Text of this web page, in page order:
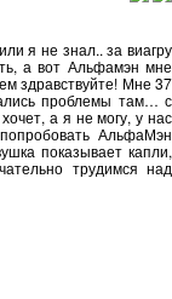
я не знал.. за виагру
а вот Альфамэн мне
здравствуйте! Мне 37
проблемы там… с
а я не могу, у нас
АльфаМэн
показывает капли,
трудимся над